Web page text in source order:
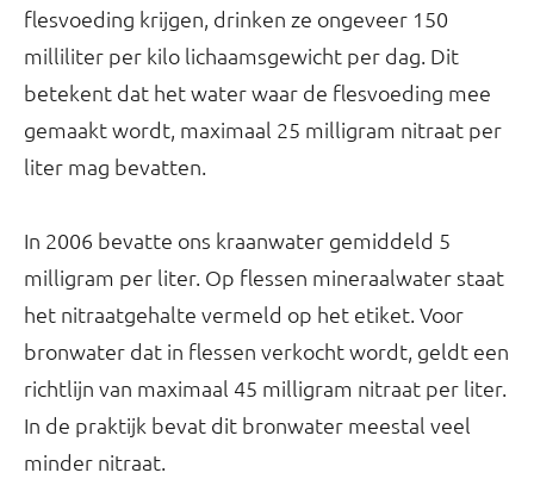
flesvoeding krijgen, drinken ze ongeveer 150
milliliter per kilo lichaamsgewicht per dag. Dit
betekent dat het water waar de flesvoeding mee
gemaakt wordt, maximaal 25 milligram nitraat per
liter mag bevatten.
In 2006 bevatte ons kraanwater gemiddeld 5
milligram per liter. Op flessen mineraalwater staat
het nitraatgehalte vermeld op het etiket. Voor
bronwater dat in flessen verkocht wordt, geldt een
richtlijn van maximaal 45 milligram nitraat per liter.
In de praktijk bevat dit bronwater meestal veel
minder nitraat.